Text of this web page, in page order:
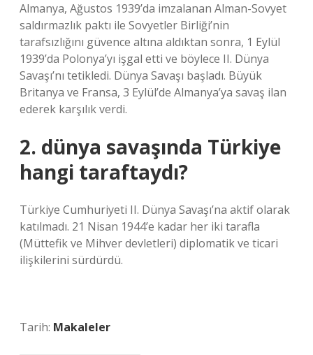
Almanya, Ağustos 1939’da imzalanan Alman-Sovyet
saldırmazlık paktı ile Sovyetler Birliği’nin
tarafsızlığını güvence altına aldıktan sonra, 1 Eylül
1939’da Polonya’yı işgal etti ve böylece II. Dünya
Savaşı’nı tetikledi. Dünya Savaşı başladı. Büyük
Britanya ve Fransa, 3 Eylül’de Almanya’ya savaş ilan
ederek karşılık verdi.
2. dünya savaşında Türkiye
hangi taraftaydı?
Türkiye Cumhuriyeti II. Dünya Savaşı’na aktif olarak
katılmadı. 21 Nisan 1944’e kadar her iki tarafla
(Müttefik ve Mihver devletleri) diplomatik ve ticari
ilişkilerini sürdürdü.
Tarih: Makaleler